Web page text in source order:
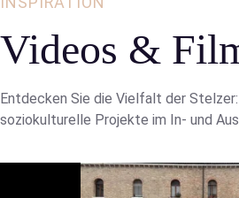
Videos &
Entdecken Sie die Vielfalt der
soziokulturelle Projekte im In- und